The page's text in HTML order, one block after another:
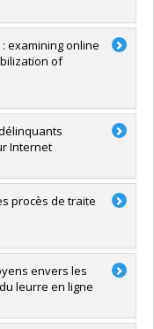
examining online
of
Internet
procès de traite
envers les
leurre en ligne